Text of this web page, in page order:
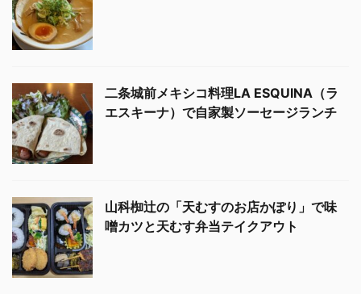
二条城前メキシコ料理LA ESQUINA（ラ
エスキーナ）で自家製ソーセージランチ
山科椥辻の「天むすのお店かぽり」で味
噌カツと天むす弁当テイクアウト